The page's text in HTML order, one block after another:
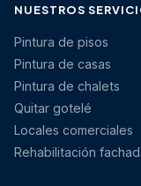
NUESTROS
Pintura de pisos
Pintura de casas
Pintura de chalets
Quitar gotelé
Locales comerciales
Rehabilitación